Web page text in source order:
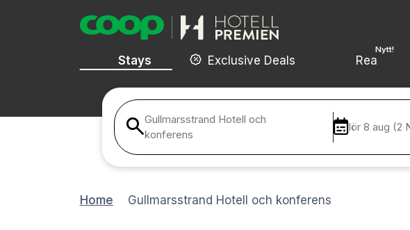
Stays Exclusive Deals
Nytt!
Rea
Gullmarsstrand Hotell och
konferens
lör 8 aug (2
Home Gullmarsstrand Hotell och konferens